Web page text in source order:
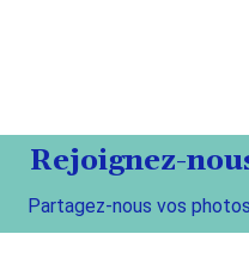
Rejoignez-
Partagez-nous vos